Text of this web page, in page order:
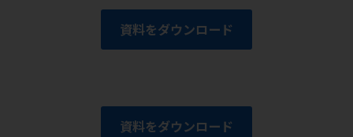
資料をダウンロード
資料をダウンロード